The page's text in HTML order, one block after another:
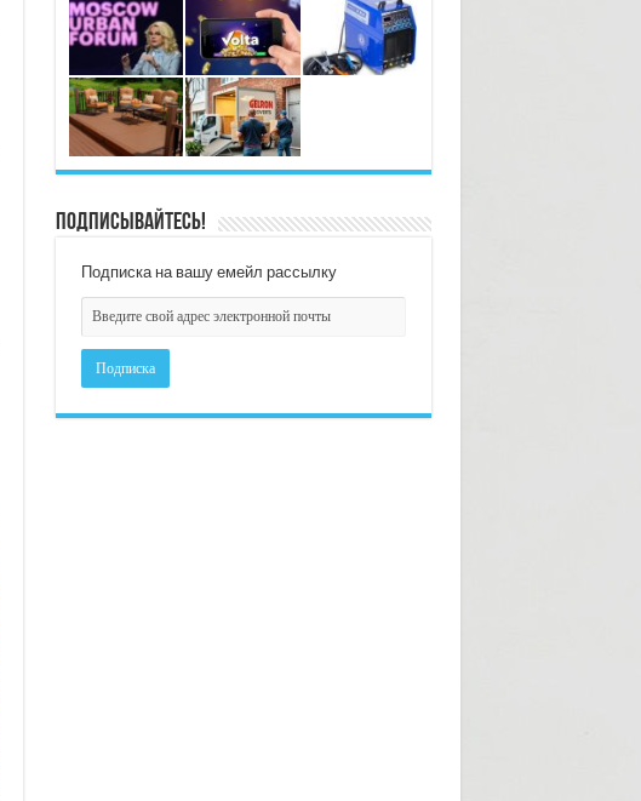
Подписывайтесь!
Подписка на вашу емейл рассылку